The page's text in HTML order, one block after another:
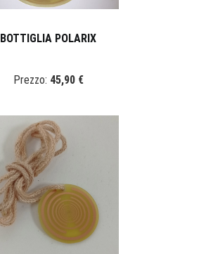
BOTTIGLIA POLARIX
Prezzo: 45,90 €